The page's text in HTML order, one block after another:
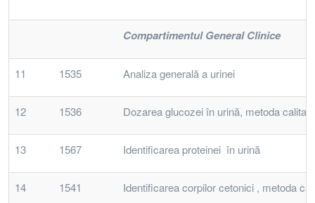
Compartimentul General Clinice
11 1535 Analiza generală a urinei
12 1536 Dozarea glucozei în urină, metoda
13 1567 Identificarea proteinei în urină
14 1541 Identificarea corpilor cetonici , metoda